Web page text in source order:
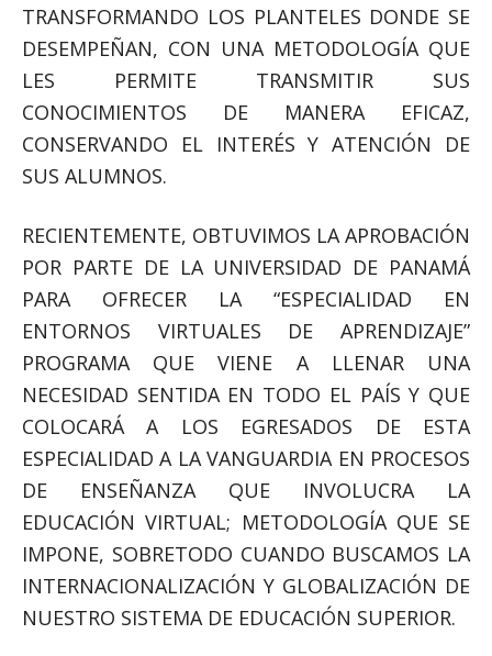
TRANSFORMANDO LOS PLANTELES DONDE SE
DESEMPEÑAN, CON UNA METODOLOGÍA QUE
LES PERMITE TRANSMITIR SUS
CONOCIMIENTOS DE MANERA EFICAZ,
CONSERVANDO EL INTERÉS Y ATENCIÓN DE
SUS ALUMNOS.
RECIENTEMENTE, OBTUVIMOS LA APROBACIÓN
POR PARTE DE LA UNIVERSIDAD DE PANAMÁ
PARA OFRECER LA “ESPECIALIDAD EN
ENTORNOS VIRTUALES DE APRENDIZAJE”
PROGRAMA QUE VIENE A LLENAR UNA
NECESIDAD SENTIDA EN TODO EL PAÍS Y QUE
COLOCARÁ A LOS EGRESADOS DE ESTA
ESPECIALIDAD A LA VANGUARDIA EN PROCESOS
DE ENSEÑANZA QUE INVOLUCRA LA
EDUCACIÓN VIRTUAL; METODOLOGÍA QUE SE
IMPONE, SOBRETODO CUANDO BUSCAMOS LA
INTERNACIONALIZACIÓN Y GLOBALIZACIÓN DE
NUESTRO SISTEMA DE EDUCACIÓN SUPERIOR.